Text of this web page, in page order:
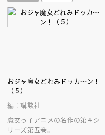
おジャ魔女どれみドッカ～ン！
（５）
編：講談社
魔女っ子アニメの名作の第４シ
リーズ第五巻。